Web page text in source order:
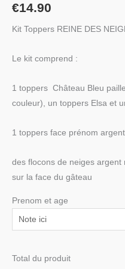
€14.90
Kit Toppers REINE DES
Le kit comprend :
1 toppers Château Bleu
couleur), un toppers Elsa et
1 toppers face prénom
des flocons de neiges
sur la face du gâteau
Prenom et age
Total du produit